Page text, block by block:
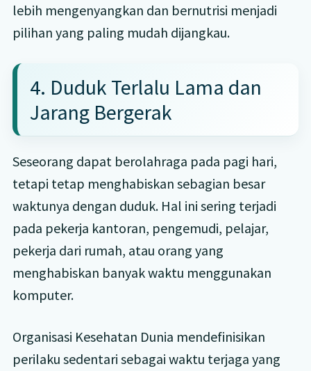
lebih mengenyangkan dan bernutrisi menjadi
pilihan yang paling mudah dijangkau.
4. Duduk Terlalu Lama dan
Jarang Bergerak
Seseorang dapat berolahraga pada pagi hari,
tetapi tetap menghabiskan sebagian besar
waktunya dengan duduk. Hal ini sering terjadi
pada pekerja kantoran, pengemudi, pelajar,
pekerja dari rumah, atau orang yang
menghabiskan banyak waktu menggunakan
komputer.
Organisasi Kesehatan Dunia mendefinisikan
perilaku sedentari sebagai waktu terjaga yang